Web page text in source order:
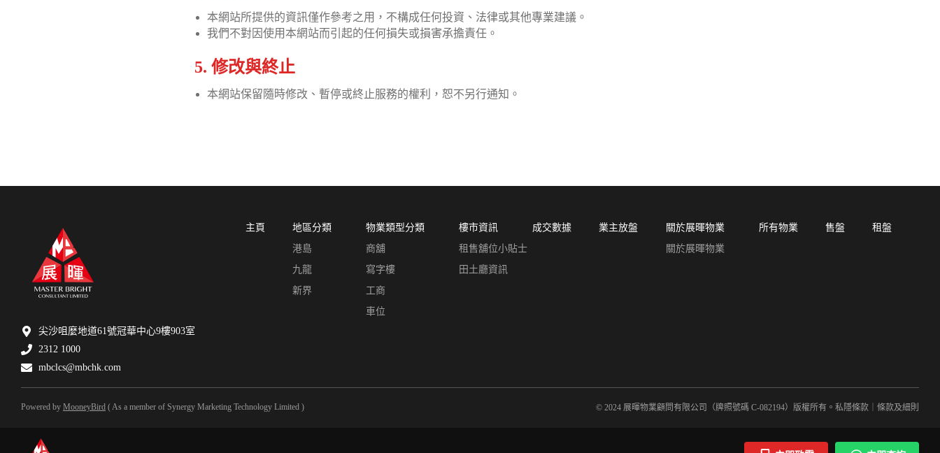
本網站所提供的資訊僅作參考之用，不構成任何投資、法律或其他專業建議。
我們不對因使用本網站而引起的任何損失或損害承擔責任。
5. 修改與終止
本網站保留隨時修改、暫停或終止服務的權利，恕不另行通知。
尖沙咀麼地道61號冠華中心9樓903室
2312 1000
mbclcs@mbchk.com
主頁
地區分類
港島
九龍
新界
物業類型分類
商舖
寫字樓
工商
車位
樓市資訊
租售舖位小貼士
田土廳資訊
成交數據 業主放盤
關於展暉物業
關於展暉物業
所有物業 售盤 租盤
Powered by MooneyBird ( As a member of Synergy Marketing Technology Limited ) © 2024 展暉物業顧問有限公司（牌照號碼 C-082194）版權所有。 私隱條款 條款及細則